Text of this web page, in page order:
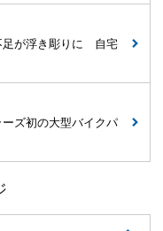
足が浮き彫りに 自宅
ズ初の大型バイクパ